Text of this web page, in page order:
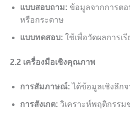
แบบสอบถาม: ข้อมูลจากการต
หรือกระดาษ
แบบทดสอบ: ใช้เพื่อวัดผลการเ
2.2 เครื่องมือเชิงคุณภาพ
การสัมภาษณ์: ได้ข้อมูลเชิงลึก
การสังเกต: วิเคราะห์พฤติกรรม